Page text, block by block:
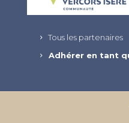
Tous les partenaires
Adhérer en tant